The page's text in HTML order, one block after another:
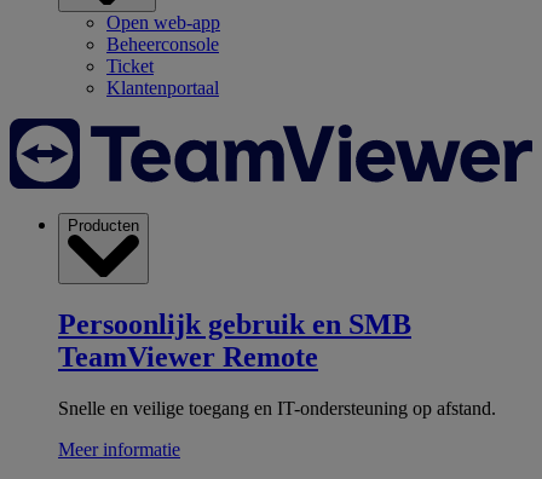
Open web-app
Beheerconsole
Ticket
Klantenportaal
Producten
Persoonlijk gebruik en SMB
TeamViewer Remote
Snelle en veilige toegang en IT-ondersteuning op afstand.
Meer informatie